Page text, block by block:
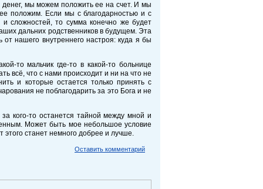
денег, мы можем положить ее на счет. И мы
положим. Если мы с благодарностью и с
сложностей, то сумма конечно же будет
дальних родственников в будущем. Эта
нашего внутреннего настроя: куда я бы
то мальчик где-то в какой-то больнице
всё, что с нами происходит и ни на что не
и которые остается только принять с
не поблагодарить за это Бога и не
кого-то останется тайной между мной и
Может быть мое небольшое условие
станет немного добрее и лучше.
Оставить комментарий